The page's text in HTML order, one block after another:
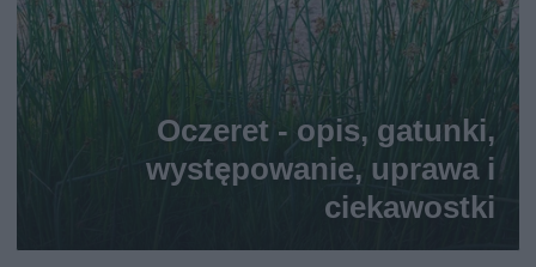
Oczeret - opis, gatunki,
występowanie, uprawa i
ciekawostki